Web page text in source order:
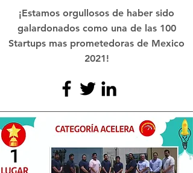
¡Estamos orgullosos de haber sido
galardonados como una de las 100
Startups mas prometedoras de Mexico
2021!